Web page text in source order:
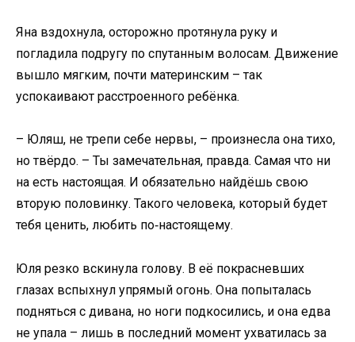
Яна вздохнула, осторожно протянула руку и
погладила подругу по спутанным волосам. Движение
вышло мягким, почти материнским – так
успокаивают расстроенного ребёнка.
– Юляш, не трепи себе нервы, – произнесла она тихо,
но твёрдо. – Ты замечательная, правда. Самая что ни
на есть настоящая. И обязательно найдёшь свою
вторую половинку. Такого человека, который будет
тебя ценить, любить по‑настоящему.
Юля резко вскинула голову. В её покрасневших
глазах вспыхнул упрямый огонь. Она попыталась
подняться с дивана, но ноги подкосились, и она едва
не упала – лишь в последний момент ухватилась за